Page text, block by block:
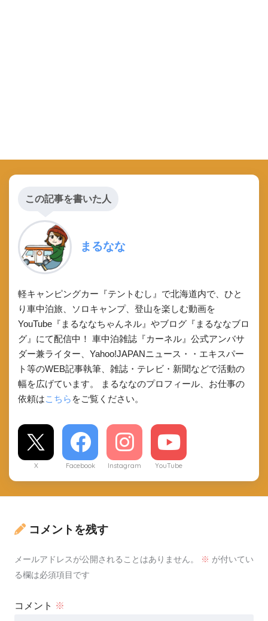
この記事を書いた人
まるなな
軽キャンピングカー『テントむし』で北海道内で、ひと
り車中泊旅、ソロキャンプ、登山を楽しむ動画を
YouTube『まるななちゃんネル』やブログ『まるななブロ
グ』にて配信中！ 車中泊雑誌『カーネル』公式アンバサ
ダー兼ライター、Yahoo!JAPANニュース・・エキスパー
ト等のWEB記事執筆、雑誌・テレビ・新聞などで活動の
幅を広げています。 まるななのプロフィール、お仕事の
依頼はこちら をご覧ください。
X Facebook Instagram YouTube
コメントを残す
メールアドレスが公開されることはありません。 ※ が付いてい
る欄は必須項目です
コメント ※